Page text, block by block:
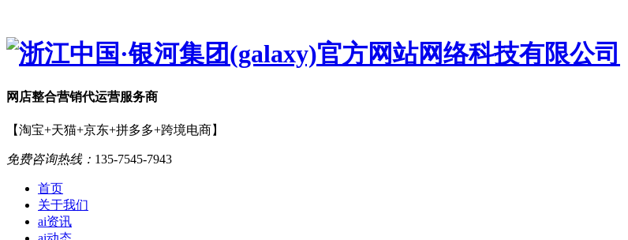
网店整合营销代运营服务商
【淘宝+天猫+京东+拼多多+跨境电商】
免费咨询热线： 135-7545-7943
首页
关于我们
ai资讯